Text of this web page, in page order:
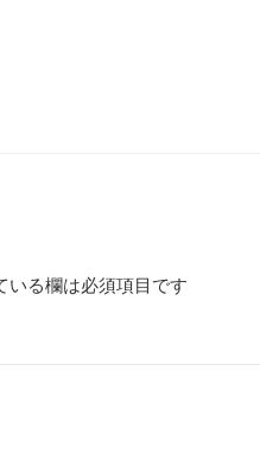
いる欄は必須項目です